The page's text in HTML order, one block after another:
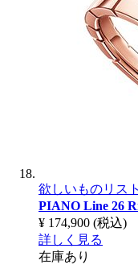
欲しいものリス
PIANO Line 26
¥ 174,900 (税込)
詳しく見る
在庫あり